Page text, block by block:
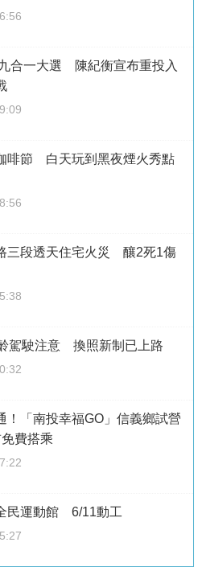
合一大選 陳紀衡宣布重投入
啡節 白天玩到黑夜煙火秀點
三段透天住宅火災 釀2死1傷
駕駛注意 換照新制已上路
！「南投幸福GO」信義鄉試營
費搭乘
民運動館 6/11動工